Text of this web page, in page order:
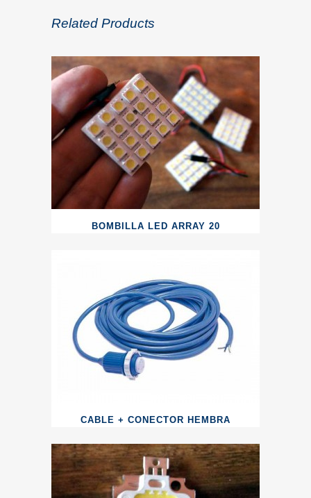
Related Products
BOMBILLA LED ARRAY 20
CABLE + CONECTOR HEMBRA